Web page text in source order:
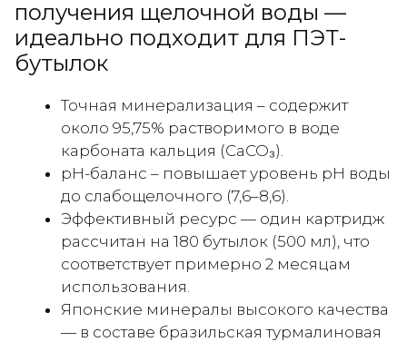
ПЭТ-
бутылки
мл)
1шт
получения щелочной воды —
идеально подходит для ПЭТ-
бутылок
Точная минерализация – содержит
около 95,75% растворимого в воде
карбоната кальция (CaCO₃).
pH-баланс – повышает уровень pH воды
до слабощелочного (7,6–8,6).
Эффективный ресурс — один картридж
рассчитан на 180 бутылок (500 мл), что
соответствует примерно 2 месяцам
использования.
Японские минералы высокого качества
— в составе бразильская турмалиновая